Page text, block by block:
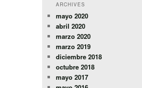
ARCHIVES
mayo 2020
abril 2020
marzo 2020
marzo 2019
diciembre 2018
octubre 2018
mayo 2017